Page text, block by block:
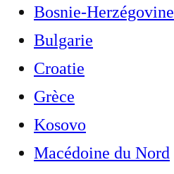
Bosnie-Herzégovine
Bulgarie
Croatie
Grèce
Kosovo
Macédoine du Nord